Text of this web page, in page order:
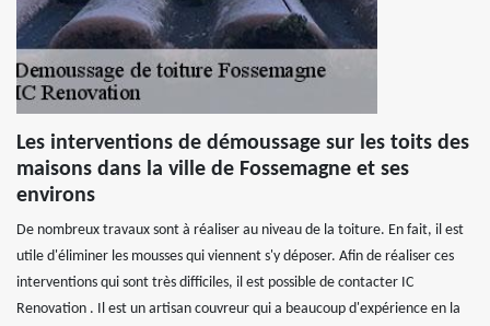
Les interventions de démoussage sur les toits des
maisons dans la ville de Fossemagne et ses
environs
De nombreux travaux sont à réaliser au niveau de la toiture. En fait, il est
utile d'éliminer les mousses qui viennent s'y déposer. Afin de réaliser ces
interventions qui sont très difficiles, il est possible de contacter IC
Renovation . Il est un artisan couvreur qui a beaucoup d'expérience en la